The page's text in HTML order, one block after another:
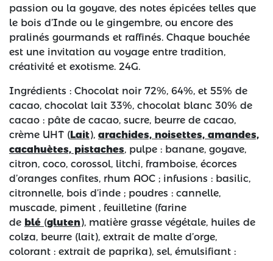
passion ou la goyave, des notes épicées telles que
le bois d’Inde ou le gingembre, ou encore des
pralinés gourmands et raffinés. Chaque bouchée
est une invitation au voyage entre tradition,
créativité et exotisme. 24G.
Ingrédients : Chocolat noir 72%, 64%, et 55% de
cacao, chocolat lait 33%, chocolat blanc 30% de
cacao : pâte de cacao, sucre, beurre de cacao,
crème UHT (Lait), arachides, noisettes, amandes,
cacahuètes, pistaches, pulpe : banane, goyave,
citron, coco, corossol, litchi, framboise, écorces
d’oranges confites, rhum AOC ; infusions : basilic,
citronnelle, bois d’inde ; poudres : cannelle,
muscade, piment , feuilletine (farine
de blé (gluten), matière grasse végétale, huiles de
colza, beurre (lait), extrait de malte d’orge,
colorant : extrait de paprika), sel, émulsifiant :